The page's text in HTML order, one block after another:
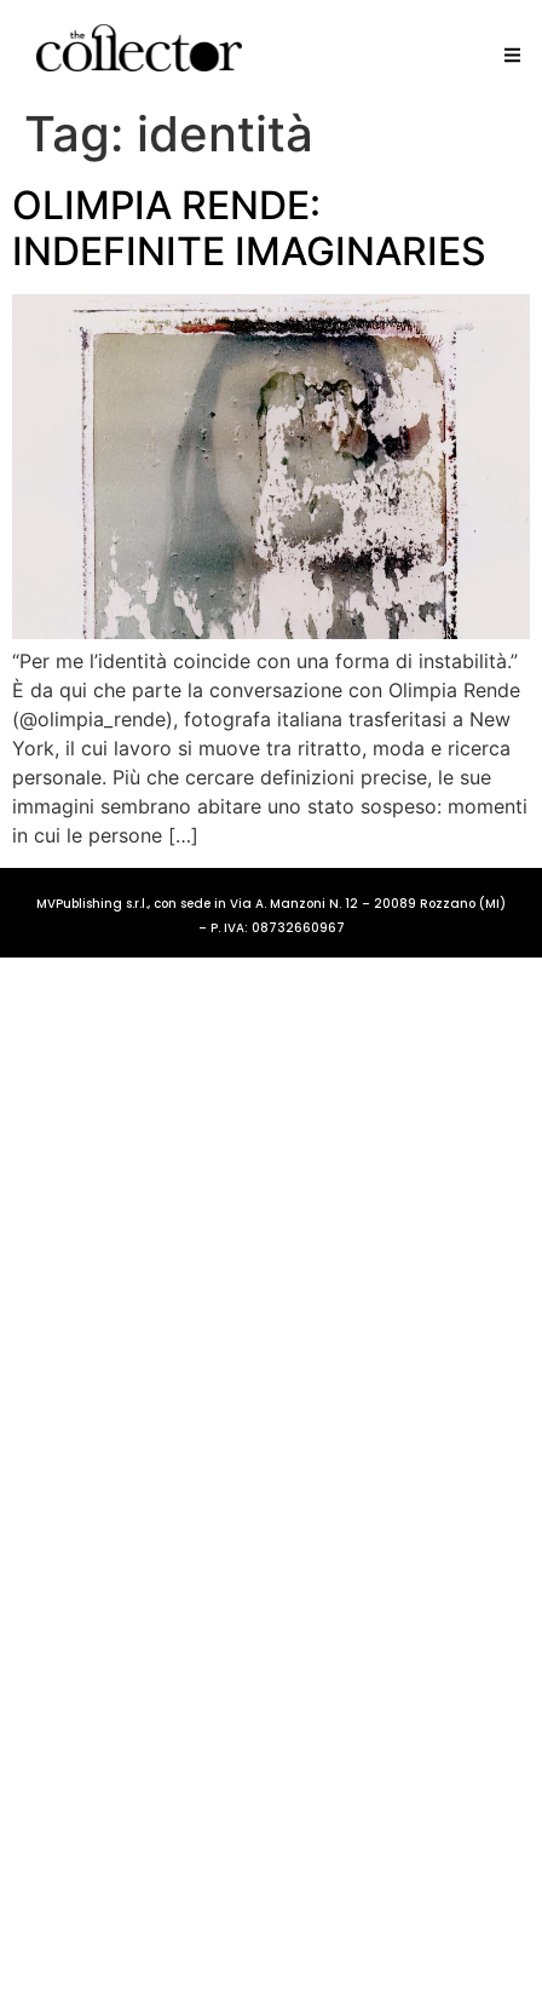
Tag: identità
OLIMPIA RENDE:
INDEFINITE IMAGINARIES
“Per me l’identità coincide con una forma di instabilità.”
È da qui che parte la conversazione con Olimpia Rende
(@olimpia_rende), fotografa italiana trasferitasi a New
York, il cui lavoro si muove tra ritratto, moda e ricerca
personale. Più che cercare definizioni precise, le sue
immagini sembrano abitare uno stato sospeso: momenti
in cui le persone […]
MVPublishing s.r.l., con sede in Via A. Manzoni N. 12 – 20089 Rozzano (MI)
– P. IVA: 08732660967